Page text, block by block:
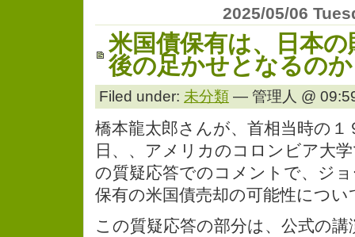
2025/05/06
米国債保有は、日本
後の足かせとなるの
Filed under: 未分類 — 管理人 @
橋本龍太郎さんが、首相当時の１
日、、アメリカのコロンビア大
の質疑応答でのコメントで、ジ
保有の米国債売却の可能性につい
この質疑応答の部分は、公式の